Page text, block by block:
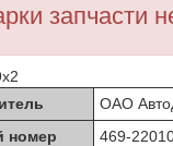
запчасти
ОАО
номер
469-